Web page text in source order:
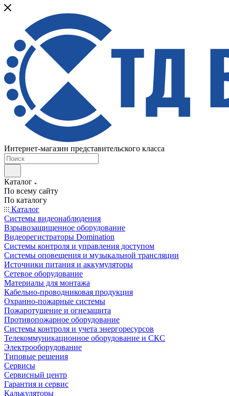
Интернет-магазин представительского класса
Каталог
По всему сайту
По каталогу
Каталог
Системы видеонаблюдения
Взрывозащищенное оборудование
Видеорегистраторы Domination
Системы контроля и управления доступом
Системы оповещения и музыкальной трансляции
Источники питания и аккумуляторы
Сетевое оборудование
Материалы для монтажа
Кабельно-проводниковая продукция
Охранно-пожарные системы
Пожаротушение и огнезащита
Противопожарное оборудование
Системы контроля и учета энергоресурсов
Телекоммуникационное оборудование и СКС
Электрооборудование
Типовые решения
Сервисы
Сервисный центр
Гарантия и сервис
Калькуляторы